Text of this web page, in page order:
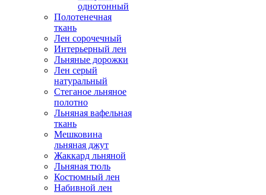
однотонный
Полотенечная
ткань
Лен сорочечный
Интерьерный лен
Льняные дорожки
Лен серый
натуральный
Стеганое льняное
полотно
Льняная вафельная
ткань
Мешковина
льняная джут
Жаккард льняной
Льняная тюль
Костюмный лен
Набивной лен